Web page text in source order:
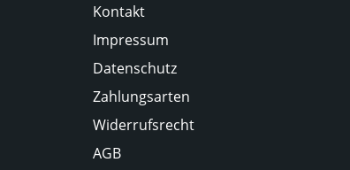
Kontakt
Impressum
Datenschutz
Zahlungsarten
Widerrufsrecht
AGB